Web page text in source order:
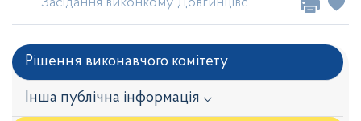
Засідання виконкому Довгинцівської районної в
Рішення виконавчого комітету
Інша публічна інформація ⌵